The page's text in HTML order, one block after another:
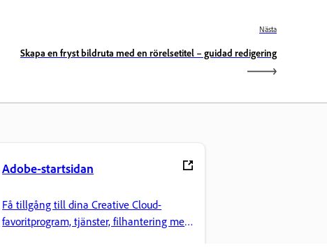
Nästa
Skapa en fryst bildruta med en rörelsetitel – guidad redigering
Adobe-startsidan
Få tillgång till dina Creative Cloud-
favoritprogram, tjänster, filhantering med